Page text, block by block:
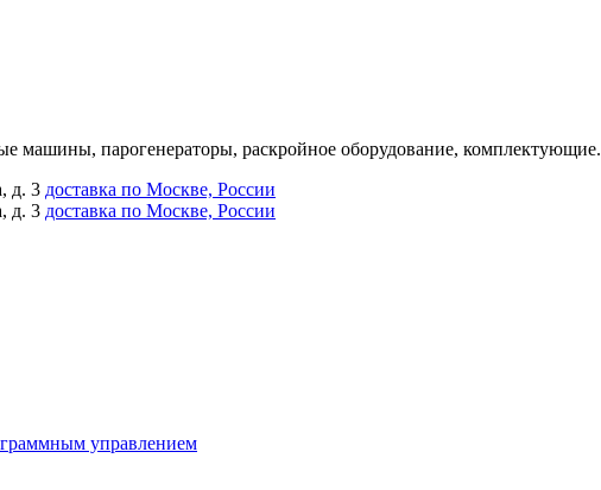
машины, парогенераторы, раскройное оборудование, комплектующие.
д. 3 доставка по Москве, России
д. 3 доставка по Москве, России
управлением